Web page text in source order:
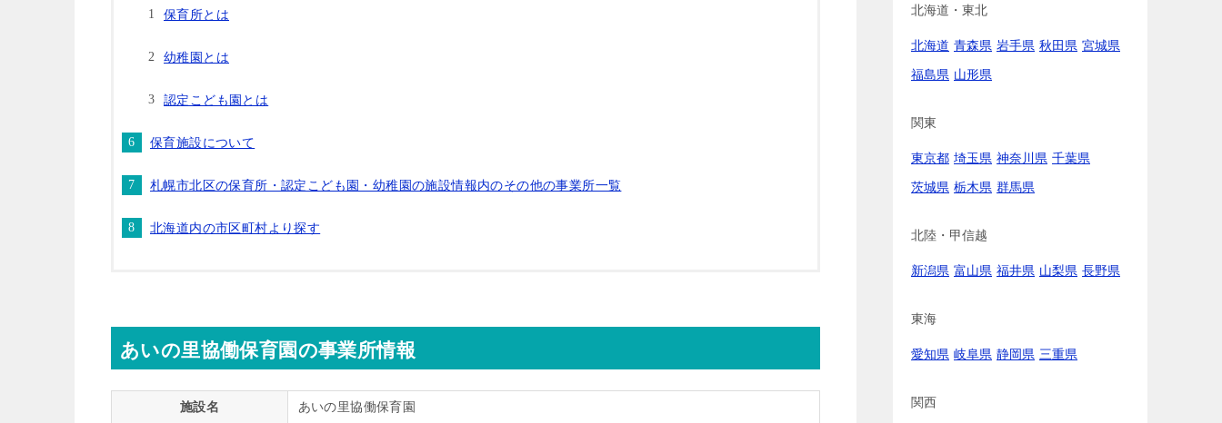
保育所とは
幼稚園とは
認定こども園とは
保育施設について
札幌市北区の保育所・認定こども園・幼稚園の施設情報内のその他の事業所一覧
北海道内の市区町村より探す
あいの里協働保育園の事業所情報
施設名 あいの里協働保育園
北海道・東北
北海道 青森県 岩手県 秋田県 宮城県
福島県 山形県
関東
東京都 埼玉県 神奈川県 千葉県
茨城県 栃木県 群馬県
北陸・甲信越
新潟県 富山県 福井県 山梨県 長野県
東海
愛知県 岐阜県 静岡県 三重県
関西